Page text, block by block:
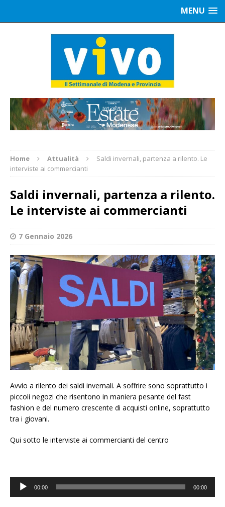
MENU
Home Attualità
Saldi invernali, partenza a rilento. Le
interviste ai commercianti
Saldi invernali, partenza a rilento.
Le interviste ai commercianti
7 Gennaio 2026
Avvio a rilento dei saldi invernali. A soffrire sono soprattutto i
piccoli negozi che risentono in maniera pesante del fast
fashion e del numero crescente di acquisti online, soprattutto
tra i giovani.
Qui sotto le interviste ai commercianti del centro
Audio
Player
00:00 00:00